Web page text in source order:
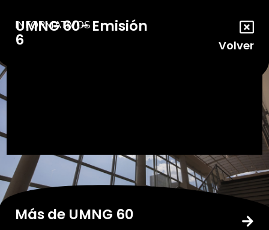
INFORMATIVOS
UMNG 60- Emisión
6 Volver
Más de UMNG 60